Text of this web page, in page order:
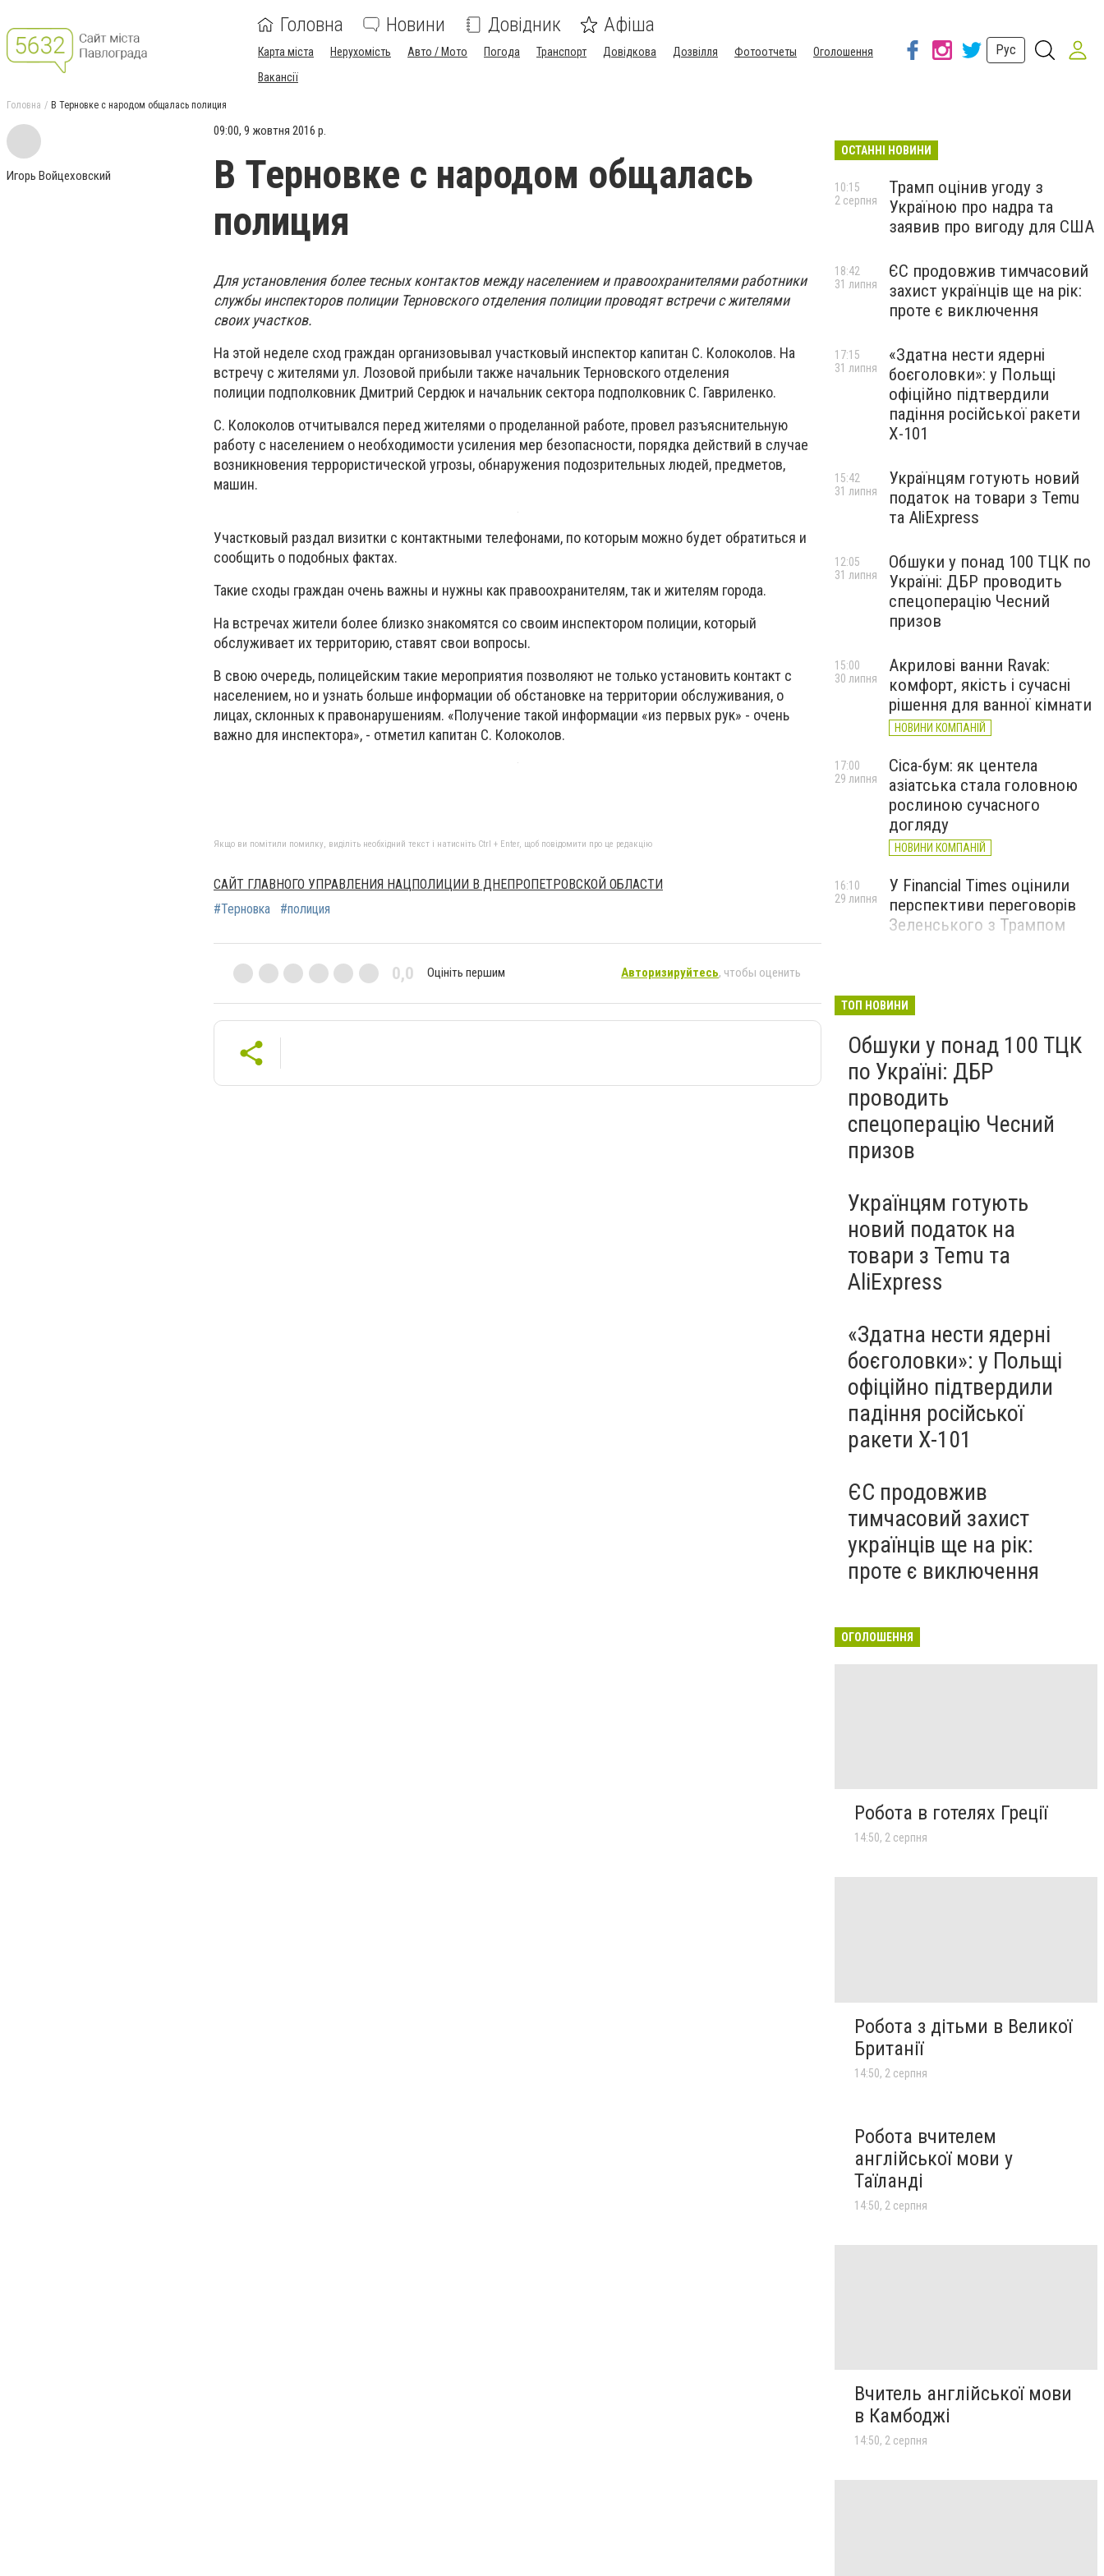
Головна Новини Довідник Афіша
Карта міста Нерухомість Авто / Мото Погода Транспорт Довідкова Дозвілля Фотоотчеты
Оголошення
Вакансії
Рус
Головна В Терновке с народом общалась полиция
Игорь Войцеховский
09:00, 9 жовтня 2016 р.
В Терновке с народом общалась
полиция
Для установления более тесных контактов между населением и правоохранителями работники
службы инспекторов полиции Терновского отделения полиции проводят встречи с жителями
своих участков.
На этой неделе сход граждан организовывал участковый инспектор капитан С. Колоколов. На
встречу с жителями ул. Лозовой прибыли также начальник Терновского отделения
полиции подполковник Дмитрий Сердюк и начальник сектора подполковник С. Гавриленко.
С. Колоколов отчитывался перед жителями о проделанной работе, провел разъяснительную
работу с населением о необходимости усиления мер безопасности, порядка действий в случае
возникновения террористической угрозы, обнаружения подозрительных людей, предметов,
машин.
Участковый раздал визитки с контактными телефонами, по которым можно будет обратиться и
сообщить о подобных фактах.
Такие сходы граждан очень важны и нужны как правоохранителям, так и жителям города.
На встречах жители более близко знакомятся со своим инспектором полиции, который
обслуживает их территорию, ставят свои вопросы.
В свою очередь, полицейским такие мероприятия позволяют не только установить контакт с
населением, но и узнать больше информации об обстановке на территории обслуживания, о
лицах, склонных к правонарушениям. «Получение такой информации «из первых рук» - очень
важно для инспектора», - отметил капитан С. Колоколов.
Якщо ви помітили помилку, виділіть необхідний текст і натисніть Ctrl + Enter, щоб повідомити про це редакцію
САЙТ ГЛАВНОГО УПРАВЛЕНИЯ НАЦПОЛИЦИИ В ДНЕПРОПЕТРОВСКОЙ ОБЛАСТИ
#Терновка
#полиция
0,0 Оцініть першим Авторизируйтесь, чтобы оценить
ОСТАННІ НОВИНИ
Трамп оцінив угоду з
Україною про надра та
заявив про вигоду для США
10:15
2 серпня
ЄС продовжив тимчасовий
захист українців ще на рік:
проте є виключення
18:42
31 липня
«Здатна нести ядерні
боєголовки»: у Польщі
офіційно підтвердили
падіння російської ракети
Х-101
17:15
31 липня
Українцям готують новий
податок на товари з Temu
та AliExpress
15:42
31 липня
Обшуки у понад 100 ТЦК по
Україні: ДБР проводить
спецоперацію Чесний
призов
12:05
31 липня
Акрилові ванни Ravak:
комфорт, якість і сучасні
рішення для ванної кімнати
НОВИНИ КОМПАНІЙ
15:00
30 липня
Cica-бум: як центела
азіатська стала головною
рослиною сучасного
догляду
НОВИНИ КОМПАНІЙ
17:00
29 липня
У Financial Times оцінили
перспективи переговорів
Зеленського з Трампом
16:10
29 липня
ТОП НОВИНИ
Обшуки у понад 100 ТЦК
по Україні: ДБР
проводить
спецоперацію Чесний
призов
Українцям готують
новий податок на
товари з Temu та
AliExpress
«Здатна нести ядерні
боєголовки»: у Польщі
офіційно підтвердили
падіння російської
ракети Х-101
ЄС продовжив
тимчасовий захист
українців ще на рік:
проте є виключення
ОГОЛОШЕННЯ
Робота в готелях Греції
14:50, 2 серпня
Робота з дітьми в Великої
Британії
14:50, 2 серпня
Робота вчителем
англійської мови у
Таїланді
14:50, 2 серпня
Вчитель англійської мови
в Камбоджі
14:50, 2 серпня